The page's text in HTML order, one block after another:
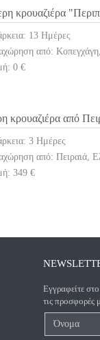
κρουαζιέρα
13 Ημέρες
από:
0 €
κρουαζιέρα από
3 Ημέρες
από: Πειραιά,
349 €
Εγγραφείτε
τις προσφορές